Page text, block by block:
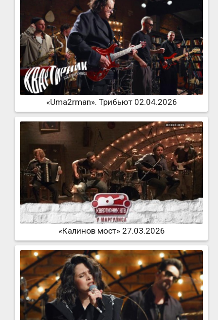
«Uma2rman». Трибьют 02.04.2026
«Калинов мост» 27.03.2026